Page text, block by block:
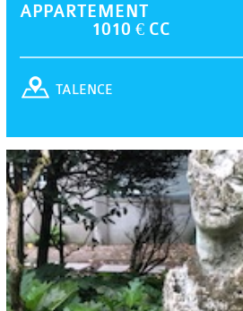
APPARTEMENT
1010 € CC
TALENCE